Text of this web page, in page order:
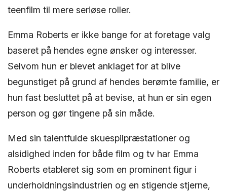
teenfilm til mere seriøse roller.
Emma Roberts er ikke bange for at foretage valg
baseret på hendes egne ønsker og interesser.
Selvom hun er blevet anklaget for at blive
begunstiget på grund af hendes berømte familie, er
hun fast besluttet på at bevise, at hun er sin egen
person og gør tingene på sin måde.
Med sin talentfulde skuespilpræstationer og
alsidighed inden for både film og tv har Emma
Roberts etableret sig som en prominent figur i
underholdningsindustrien og en stigende stjerne,